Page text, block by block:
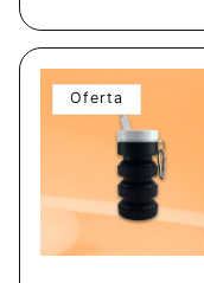
Oferta